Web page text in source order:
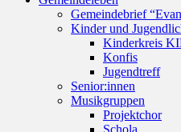
Gemeindebrief
Kinder und
Kinderkreis
Konfis
Jugendtreff
Senior:innen
Musikgruppen
Projektchor